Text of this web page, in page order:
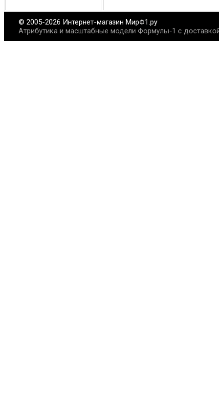
© 2005-2026 Интернет-магазин МирФ1.ру
Атрибутика и масштабные модели Формулы-1 с